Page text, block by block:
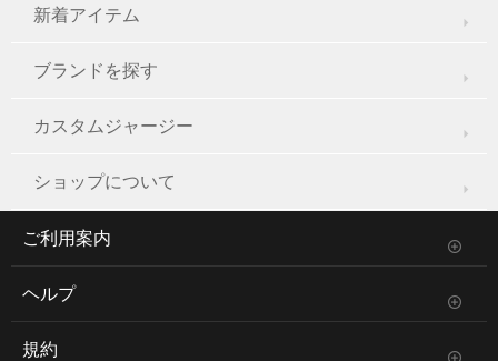
新着アイテム
ブランドを探す
カスタムジャージー
ショップについて
ご利用案内
ヘルプ
規約